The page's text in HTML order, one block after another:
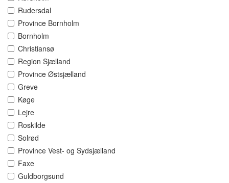
Rudersdal
Province Bornholm
Bornholm
Christiansø
Region Sjælland
Province Østsjælland
Greve
Køge
Lejre
Roskilde
Solrød
Province Vest- og Sydsjælland
Faxe
Guldborgsund